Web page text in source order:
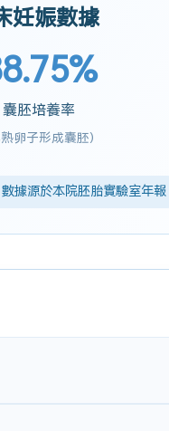
妊娠數據
囊胚培養率
卵子形成囊胚)
據源於本院胚胎實驗室年報